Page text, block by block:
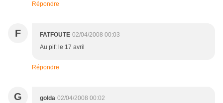
Répondre
F FATFOUTE 02/04/2008 00:03
Au pif: le 17 avril
Répondre
G golda 02/04/2008 00:02